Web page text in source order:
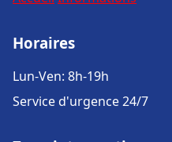
Horaires
Lun-Ven: 8h-19h
Service d'urgence 24/7